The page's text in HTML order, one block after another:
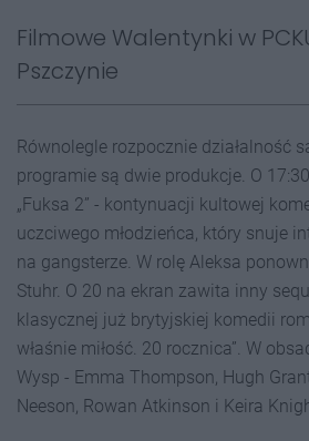
Filmowe Walentynki w
Pszczynie
Równolegle rozpocznie działalność
programie są dwie produkcje. O
„Fuksa 2” - kontynuacji kultowej
uczciwego młodzieńca, który snuje
na gangsterze. W rolę Aleksa
Stuhr. O 20 na ekran zawita inny
klasycznej już brytyjskiej komedii
właśnie miłość. 20 rocznica”. W
Wysp - Emma Thompson, Hugh
Neeson, Rowan Atkinson i Keira